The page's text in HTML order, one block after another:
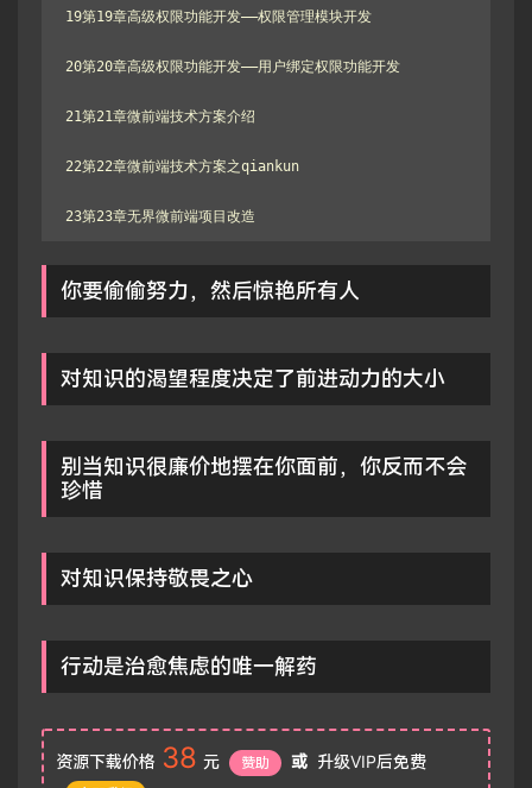
19第19章高级权限功能开发——权限管理模块开发
20第20章高级权限功能开发——用户绑定权限功能开发
21第21章微前端技术方案介绍
22第22章微前端技术方案之qiankun
23第23章无界微前端项目改造
你要偷偷努力，然后惊艳所有人
对知识的渴望程度决定了前进动力的大小
别当知识很廉价地摆在你面前，你反而不会
珍惜
对知识保持敬畏之心
行动是治愈焦虑的唯一解药
资源下载价格 38 元 赞助 或 升级VIP后免费